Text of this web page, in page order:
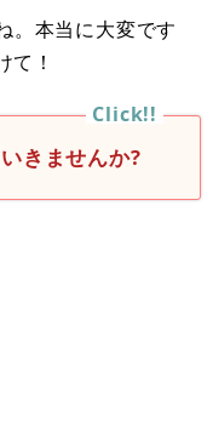
。本当に大変です
て！
きませんか?